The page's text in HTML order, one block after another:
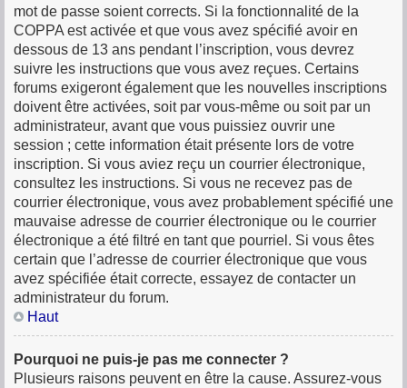
mot de passe soient corrects. Si la fonctionnalité de la
COPPA est activée et que vous avez spécifié avoir en
dessous de 13 ans pendant l’inscription, vous devrez
suivre les instructions que vous avez reçues. Certains
forums exigeront également que les nouvelles inscriptions
doivent être activées, soit par vous-même ou soit par un
administrateur, avant que vous puissiez ouvrir une
session ; cette information était présente lors de votre
inscription. Si vous aviez reçu un courrier électronique,
consultez les instructions. Si vous ne recevez pas de
courrier électronique, vous avez probablement spécifié une
mauvaise adresse de courrier électronique ou le courrier
électronique a été filtré en tant que pourriel. Si vous êtes
certain que l’adresse de courrier électronique que vous
avez spécifiée était correcte, essayez de contacter un
administrateur du forum.
Haut
Pourquoi ne puis-je pas me connecter ?
Plusieurs raisons peuvent en être la cause. Assurez-vous